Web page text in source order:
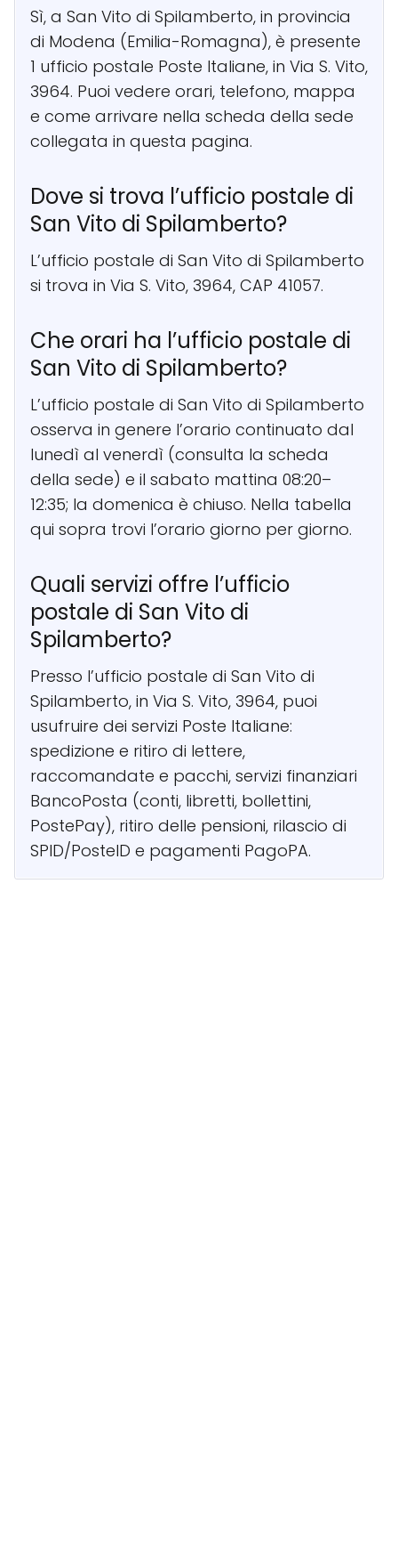
Sì, a San Vito di Spilamberto, in provincia
di Modena (Emilia-Romagna), è presente
1 ufficio postale Poste Italiane, in Via S. Vito,
3964. Puoi vedere orari, telefono, mappa
e come arrivare nella scheda della sede
collegata in questa pagina.
Dove si trova l’ufficio postale di
San Vito di Spilamberto?
L’ufficio postale di San Vito di Spilamberto
si trova in Via S. Vito, 3964, CAP 41057.
Che orari ha l’ufficio postale di
San Vito di Spilamberto?
L’ufficio postale di San Vito di Spilamberto
osserva in genere l’orario continuato dal
lunedì al venerdì (consulta la scheda
della sede) e il sabato mattina 08:20–
12:35; la domenica è chiuso. Nella tabella
qui sopra trovi l’orario giorno per giorno.
Quali servizi offre l’ufficio
postale di San Vito di
Spilamberto?
Presso l’ufficio postale di San Vito di
Spilamberto, in Via S. Vito, 3964, puoi
usufruire dei servizi Poste Italiane:
spedizione e ritiro di lettere,
raccomandate e pacchi, servizi finanziari
BancoPosta (conti, libretti, bollettini,
PostePay), ritiro delle pensioni, rilascio di
SPID/PosteID e pagamenti PagoPA.